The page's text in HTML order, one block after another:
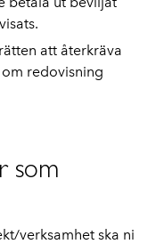
att återkräva
redovisning
som
verksamhet ska ni